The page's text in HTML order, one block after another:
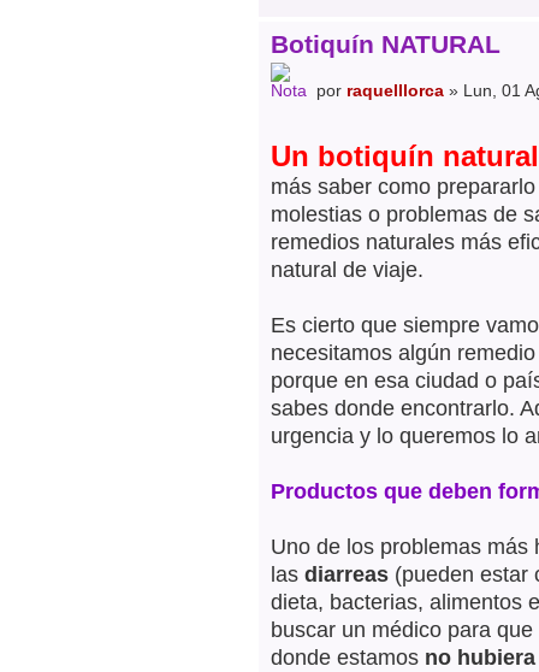
Botiquín NATURAL
por raquelllorca » Lun, 01
Un botiquín
más saber como
molestias o problemas de
remedios naturales más
natural de viaje.
Es cierto que siempre
necesitamos algún
porque en esa ciudad o
sabes donde encontrarlo.
urgencia y lo queremos lo
Productos que deben
Uno de los problemas más
las diarreas (pueden estar
dieta, bacterias, alimentos
buscar un médico para
donde estamos no